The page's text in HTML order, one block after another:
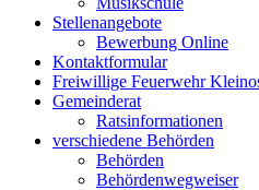
Stellenangebote
Bewerbung Online
Kontaktformular
Freiwillige Feuerwehr
Gemeinderat
Ratsinformationen
verschiedene Behörden
Behörden
Behördenwegweiser